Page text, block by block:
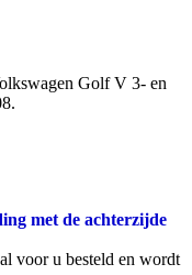
Golf V 3- en
met de achterzijde
voor u besteld en wordt